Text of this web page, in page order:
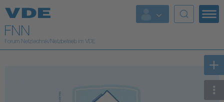
Top Themen
Fokusthemen